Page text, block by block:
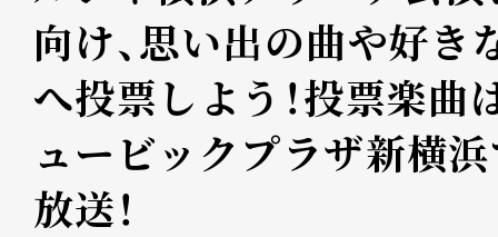
向け、思い出の曲や好き
へ投票しよう！投票楽曲
ュービックプラザ新横
放送！